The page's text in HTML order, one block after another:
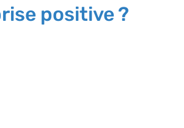
positive ?